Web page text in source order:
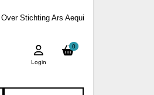
Over Stichting Ars Aequi
0
Login